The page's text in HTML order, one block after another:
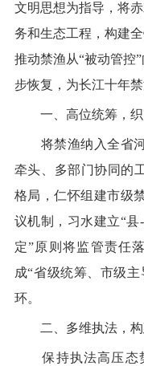
文明思想为指导，将
务和生态工程，构建
推动禁渔从“被动管控”
步恢复，为长江十年
一、高位统筹，
将禁渔纳入全省
牵头、多部门协同的
格局，仁怀组建市级
议机制，习水建立“县-
定”原则将监管责任
成“省级统筹、市级
环。
二、多维执法，
保持执法高压态